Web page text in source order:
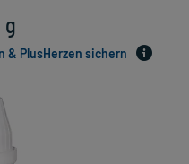
g
& PlusHerzen sichern